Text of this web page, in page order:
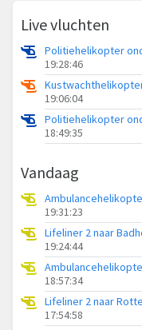
Live vluchten
19:28:46
19:06:04
18:49:35
Vandaag
19:31:23
Lifeliner 2 naar
19:24:44
18:57:34
Lifeliner 2 naar
17:54:58